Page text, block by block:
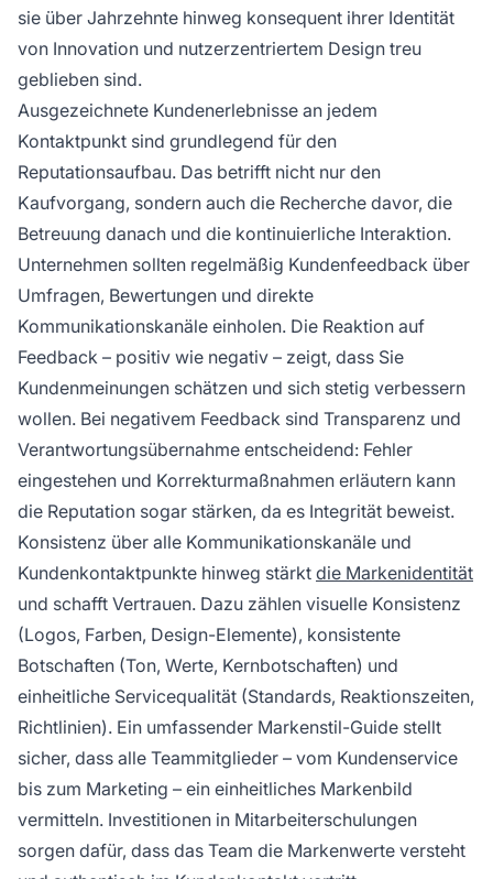
sie über Jahrzehnte hinweg konsequent ihrer Identität
von Innovation und nutzerzentriertem Design treu
geblieben sind.
Ausgezeichnete Kundenerlebnisse an jedem
Kontaktpunkt sind grundlegend für den
Reputationsaufbau. Das betrifft nicht nur den
Kaufvorgang, sondern auch die Recherche davor, die
Betreuung danach und die kontinuierliche Interaktion.
Unternehmen sollten regelmäßig Kundenfeedback über
Umfragen, Bewertungen und direkte
Kommunikationskanäle einholen. Die Reaktion auf
Feedback – positiv wie negativ – zeigt, dass Sie
Kundenmeinungen schätzen und sich stetig verbessern
wollen. Bei negativem Feedback sind Transparenz und
Verantwortungsübernahme entscheidend: Fehler
eingestehen und Korrekturmaßnahmen erläutern kann
die Reputation sogar stärken, da es Integrität beweist.
Konsistenz über alle Kommunikationskanäle und
Kundenkontaktpunkte hinweg stärkt die Markenidentität
und schafft Vertrauen. Dazu zählen visuelle Konsistenz
(Logos, Farben, Design-Elemente), konsistente
Botschaften (Ton, Werte, Kernbotschaften) und
einheitliche Servicequalität (Standards, Reaktionszeiten,
Richtlinien). Ein umfassender Markenstil-Guide stellt
sicher, dass alle Teammitglieder – vom Kundenservice
bis zum Marketing – ein einheitliches Markenbild
vermitteln. Investitionen in Mitarbeiterschulungen
sorgen dafür, dass das Team die Markenwerte versteht